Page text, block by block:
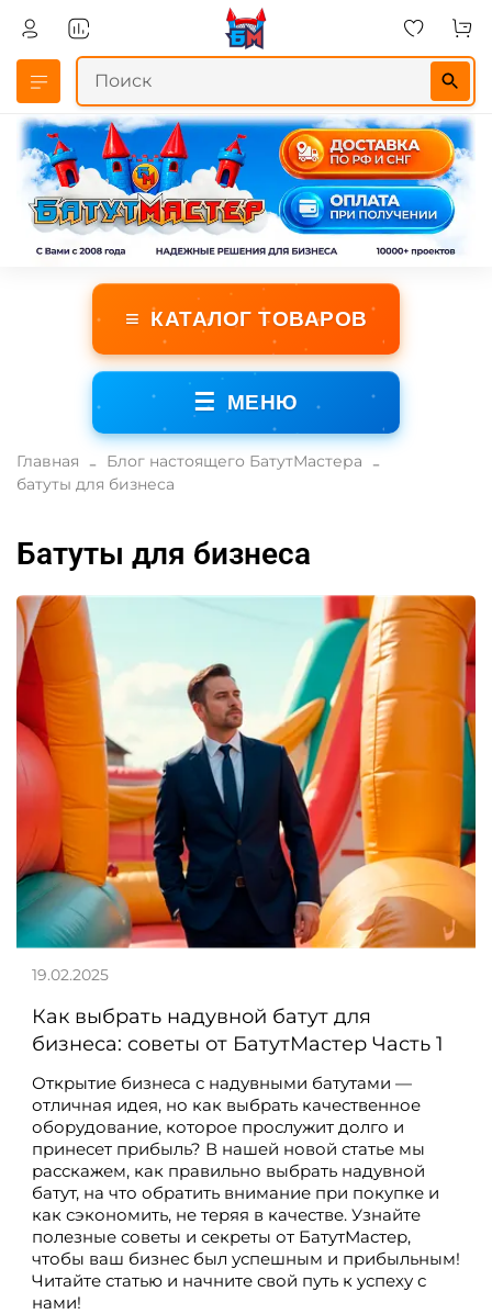
≡ КАТАЛОГ ТОВАРОВ
☰ МЕНЮ
Главная
Блог настоящего БатутМастера
батуты для бизнеса
батуты для бизнеса
Как выбрать надувной батут для
бизнеса: советы от БатутМастер Часть 1
Открытие бизнеса с надувными батутами —
отличная идея, но как выбрать качественное
оборудование, которое прослужит долго и
принесет прибыль? В нашей новой статье мы
расскажем, как правильно выбрать надувной
батут, на что обратить внимание при покупке и
как сэкономить, не теряя в качестве. Узнайте
полезные советы и секреты от БатутМастер,
чтобы ваш бизнес был успешным и прибыльным!
Читайте статью и начните свой путь к успеху с
нами!
19.02.2025